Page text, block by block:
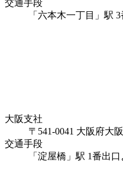
交通手段
「六本木一丁目」駅
大阪支社
〒541-0041 大阪府大
交通手段
「淀屋橋」駅 1番出